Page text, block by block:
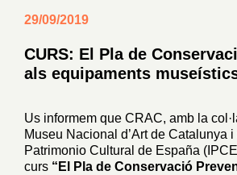
29/09/2019
CURS: El Pla de
als equipaments
Us informem que CRAC, amb la
Museu Nacional d’Art de Catalunya i
Patrimonio Cultural de España
curs “El Pla de Conservació